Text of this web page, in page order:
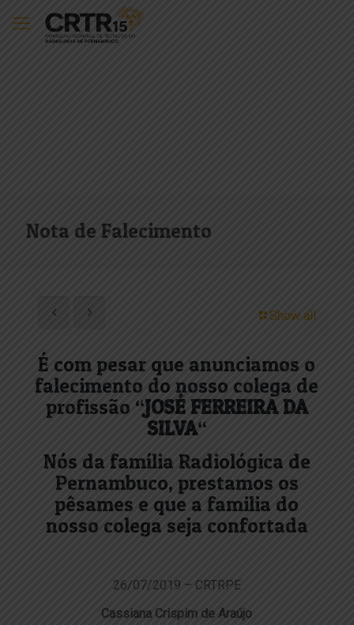
Nota de Falecimento
Show all
É com pesar que anunciamos o
falecimento do nosso colega de
profissão “JOSÉ FERREIRA DA
SILVA“
Nós da família Radiológica de
Pernambuco, prestamos os
pêsames e que a familia do
nosso colega seja confortada
26/07/2019 – CRTRPE
Cassiana Crispim de Araújo